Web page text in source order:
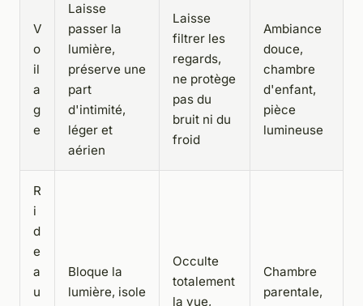
V
o
il
a
g
e
Laisse
passer la
lumière,
préserve une
part
d'intimité,
léger et
aérien
Laisse
filtrer les
regards,
ne protège
pas du
bruit ni du
froid
Ambiance
douce,
chambre
d'enfant,
pièce
lumineuse
R
i
d
e
a
u
Bloque la
lumière, isole
Occulte
totalement
la vue,
Chambre
parentale,